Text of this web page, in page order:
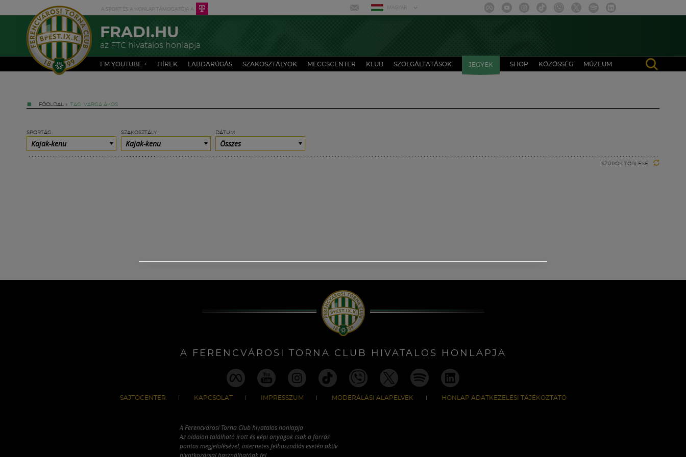
MAGYAR
FRADI.HU
az FTC hivatalos honlapja
FM YOUTUBE + HÍREK LABDARÚGÁS SZAKOSZTÁLYOK MECCSCENTER KLUB SZOLGÁLTATÁSOK JEGYEK SHOP KÖZÖSSÉG MÚZEUM
FŐOLDAL » TAG: VARGA ÁKOS
SPORTÁG
Kajak-kenu
SZAKOSZTÁLY
Kajak-kenu
DÁTUM
Összes
SZŰRŐK TÖRLÉSE
A FERENCVÁROSI TORNA CLUB HIVATALOS HONLAPJA
SAJTÓCENTER KAPCSOLAT IMPRESSZUM MODERÁLÁSI ALAPELVEK HONLAP ADATKEZELÉSI TÁJÉKOZTATÓ
A Ferencvárosi Torna Club hivatalos honlapja
Az oldalon található írott és képi anyagok csak a forrás
pontos megjelölésével, internetes felhasználás esetén aktív
hivatkozással használhatóak fel.